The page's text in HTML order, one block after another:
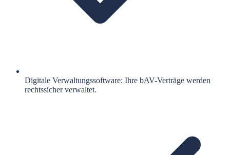
Digitale Verwaltungssoftware: Ihre bAV-Verträge werden
rechtssicher verwaltet.